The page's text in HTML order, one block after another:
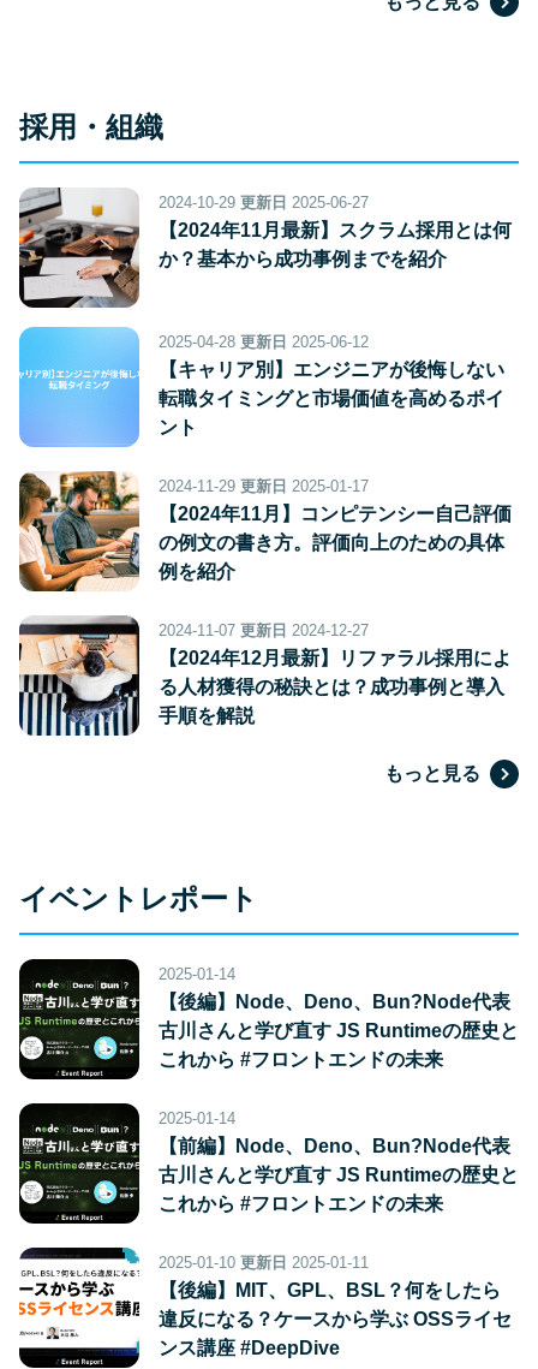
採用・組織
2024-10-29 更新日 2025-06-27
【2024年11月最新】スクラム採用とは何
か？基本から成功事例までを紹介
2025-04-28 更新日 2025-06-12
【キャリア別】エンジニアが後悔しない
転職タイミングと市場価値を高めるポイ
ント
2024-11-29 更新日 2025-01-17
【2024年11月】コンピテンシー自己評価
の例文の書き方。評価向上のための具体
例を紹介
2024-11-07 更新日 2024-12-27
【2024年12月最新】リファラル採用によ
る人材獲得の秘訣とは？成功事例と導入
手順を解説
もっと見る
イベントレポート
2025-01-14
【後編】Node、Deno、Bun?Node代表
古川さんと学び直す JS Runtimeの歴史と
これから #フロントエンドの未来
2025-01-14
【前編】Node、Deno、Bun?Node代表
古川さんと学び直す JS Runtimeの歴史と
これから #フロントエンドの未来
2025-01-10 更新日 2025-01-11
【後編】MIT、GPL、BSL？何をしたら
違反になる？ケースから学ぶ OSSライセ
ンス講座 #DeepDive